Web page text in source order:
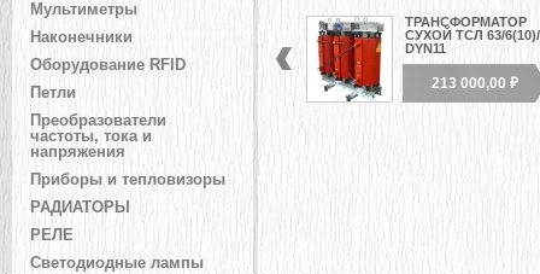
Мультиметры
Наконечники
Оборудование RFID
Петли
Преобразователи
частоты, тока и
напряжения
Приборы и тепловизоры
РАДИАТОРЫ
РЕЛЕ
Светодиодные лампы
ТРАНСФОРМАТОР
СУХОЙ ТСЛ 63/6(10)/
DYN11
213 000,00 ₽